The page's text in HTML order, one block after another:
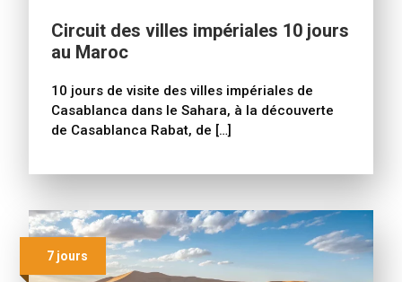
Circuit des villes impériales 10 jours
au Maroc
10 jours de visite des villes impériales de
Casablanca dans le Sahara, à la découverte
de Casablanca Rabat, de […]
7 jours